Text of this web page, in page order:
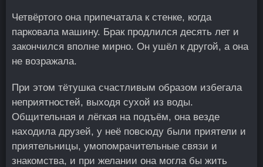
Четвёртого она припечатала к стенке, когда
парковала машину. Брак продлился десять лет и
закончился вполне мирно. Он ушёл к другой, а она
не возражала.
При этом тётушка счастливым образом избегала
неприятностей, выходя сухой из воды.
Общительная и лёгкая на подъём, она везде
находила друзей, у неё повсюду были приятели и
приятельницы, умопомрачительные связи и
знакомства, и при желании она могла бы жить